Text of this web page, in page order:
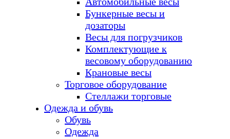
Бункерные весы и
дозаторы
Весы для погрузчиков
Комплектующие к
весовому оборудованию
Крановые весы
Торговое оборудование
Стеллажи торговые
Одежда и обувь
Обувь
Одежда